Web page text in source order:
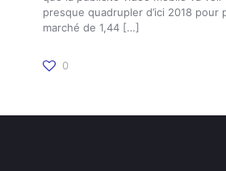
presque quadrupler d’ici 2018 pour
marché de 1,44 […]
0